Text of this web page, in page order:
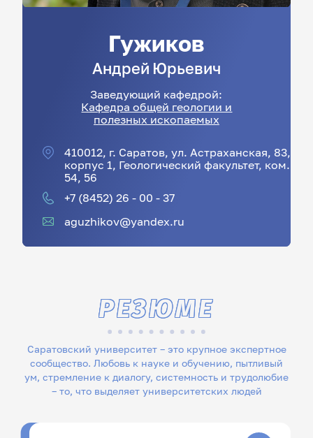
Гужиков
Андрей Юрьевич
Заведующий кафедрой:
Кафедра общей геологии и
полезных ископаемых
410012, г. Саратов, ул. Астраханская, 83,
корпус 1, Геологический факультет, ком.
54, 56
+7 (8452) 26 - 00 - 37
aguzhikov@yandex.ru
Саратовский университет – это крупное экспертное
сообщество. Любовь к науке и обучению, пытливый
ум, стремление к диалогу, системность и трудолюбие
– то, что выделяет университетских людей
РЕЗЮМЕ